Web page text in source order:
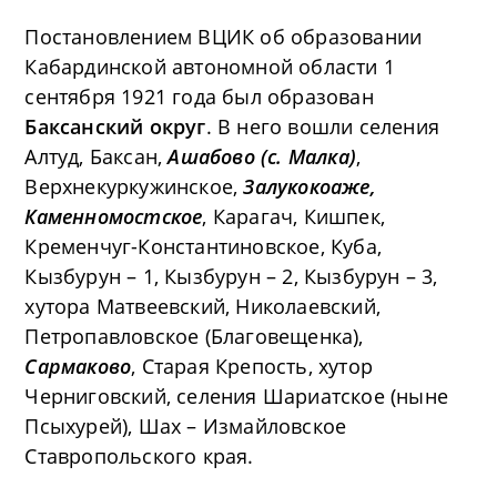
Постановлением ВЦИК об образовании
Кабардинской автономной области 1
сентября 1921 года был образован
Баксанский округ. В него вошли селения
Алтуд, Баксан,Ашабово (с. Малка),
Верхнекуркужинское,Залукокоаже,
Каменномостское, Карагач, Кишпек,
Кременчуг-Константиновское, Куба,
Кызбурун – 1, Кызбурун – 2, Кызбурун – 3,
хутора Матвеевский, Николаевский,
Петропавловское (Благовещенка),
Сармаково, Старая Крепость, хутор
Черниговский, селения Шариатское (ныне
Псыхурей), Шах – Измайловское
Ставропольского края.